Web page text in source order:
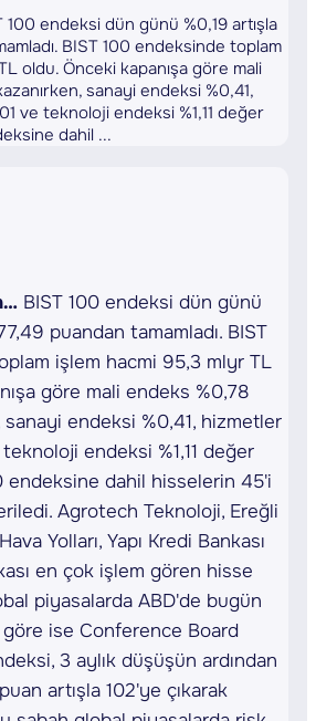
endeksi dün günü %0,19 artışla
BIST 100 endeksinde toplam
oldu. Önceki kapanışa göre mali
sanayi endeksi %0,41,
ve teknoloji endeksi %1,11 değer
dahil ...
BIST 100 endeksi dün günü
puandan tamamladı. BIST
işlem hacmi 95,3 mlyr TL
göre mali endeks %0,78
sanayi endeksi %0,41, hizmetler
endeksi %1,11 değer
endeksine dahil hisselerin 45'i
Agrotech Teknoloji, Ereğli
Yolları, Yapı Kredi Bankası
en çok işlem gören hisse
piyasalarda ABD'de bugün
göre ise Conference Board
3 aylık düşüşün ardından
artışla 102'ye çıkarak